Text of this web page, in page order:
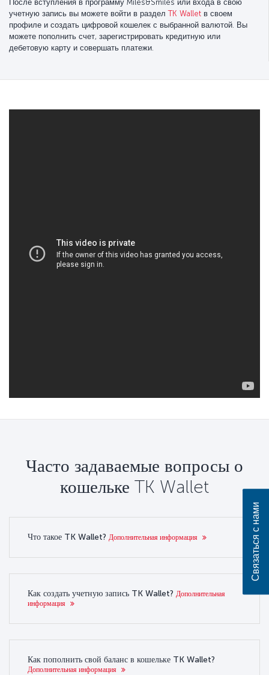
После вступления в программу Miles&Smiles или входа в свою
учетную запись вы можете войти в разделTK Wallet в своем
профиле и создать цифровой кошелек с выбранной валютой. Вы
можете пополнить счет, зарегистрировать кредитную или
дебетовую карту и совершать платежи.
Часто задаваемые вопросы о
кошельке TK Wallet
Что такое TK Wallet? Дополнительная информация
Как создать учетную запись TK Wallet? Дополнительная
информация
Как пополнить свой баланс в кошельке TK Wallet?
Дополнительная информация
Связаться с нами